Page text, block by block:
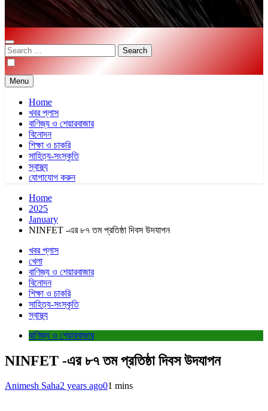
Search
for:
Menu
Home
খবর প্লাস
বাণিজ্য ও শেয়ারবাজার
বিনোদন
শিক্ষা ও চাকরি
সাহিত্য-সংস্কৃতি
স্বাস্থ্য
যোগাযোগ করুন
Home
2025
January
NINFET -এর ৮৭ তম প্রতিষ্ঠা দিবস উদযাপন
খবর প্লাস
খেলা
বাণিজ্য ও শেয়ারবাজার
বিনোদন
শিক্ষা ও চাকরি
সাহিত্য-সংস্কৃতি
স্বাস্থ্য
বাণিজ্য ও শেয়ারবাজার
NINFET -এর ৮৭ তম প্রতিষ্ঠা দিবস উদযাপন
Animesh Saha2 years ago01 mins